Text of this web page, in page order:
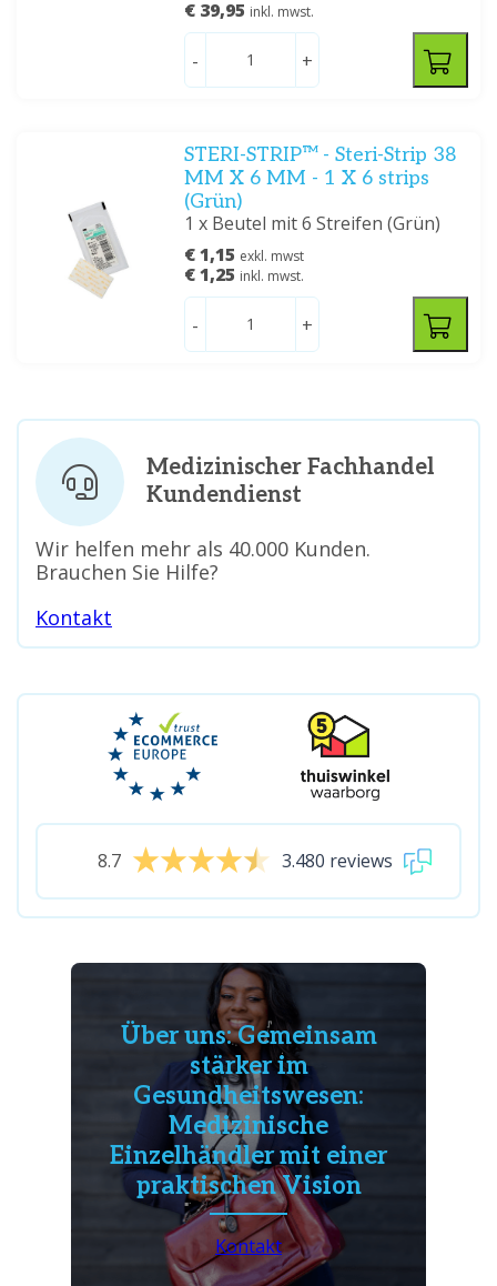
€ 39,95 inkl. mwst.
- +
STERI-STRIP™ - Steri-Strip 38
MM X 6 MM - 1 X 6 strips
(Grün)
1 x Beutel mit 6 Streifen (Grün)
€ 1,15 exkl. mwst
€ 1,25 inkl. mwst.
- +
Medizinischer Fachhandel
Kundendienst
Wir helfen mehr als 40.000 Kunden.
Brauchen Sie Hilfe?
Kontakt
8.7 3.480 reviews
Über uns: Gemeinsam
stärker im
Gesundheitswesen:
Medizinische
Einzelhändler mit einer
praktischen Vision
Kontakt